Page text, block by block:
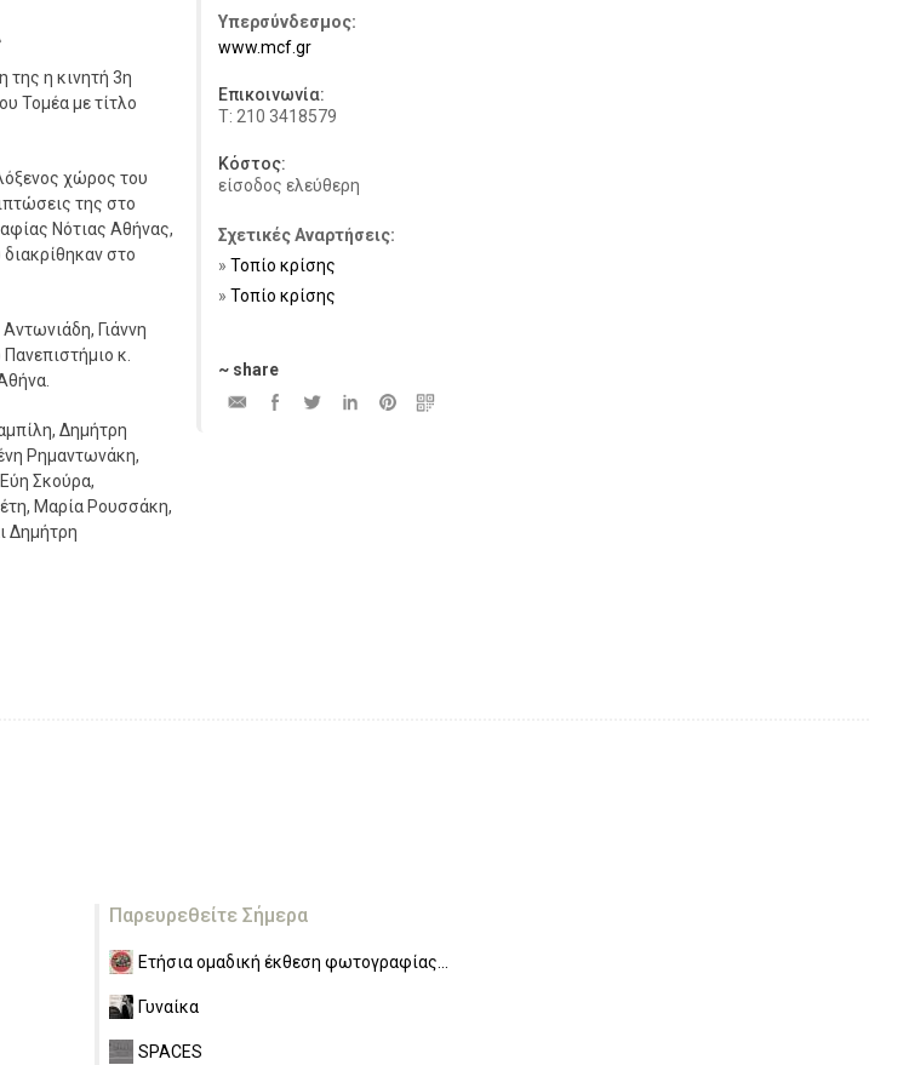
της η κινητή 3η
Τομέα με τίτλο
χώρος του
της στο
Νότιας Αθήνας,
στο
Γιάννη
κ.
Δημήτρη
Ρημαντωνάκη,
Σκούρα,
Μαρία Ρουσσάκη,
Δημήτρη
Υπερσύνδεσμος:
www.mcf.gr
Επικοινωνία:
Τ: 210 3418579
Κόστος:
είσοδος ελεύθερη
Σχετικές Αναρτήσεις:
Τοπίο κρίσης
Τοπίo κρίσης
~ share
Παρευρεθείτε Σήμερα
Ετήσια ομαδική έκθεση φωτογραφίας...
Γυναίκα
SPACES